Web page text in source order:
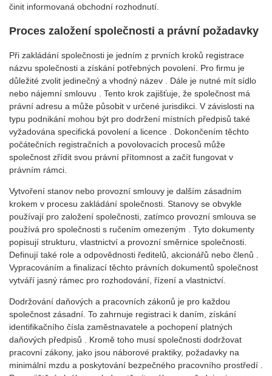
činit informovaná obchodní rozhodnutí.
Proces založení společnosti a právní požadavky
Při zakládání společnosti je jedním z prvních kroků registrace
názvu společnosti a získání potřebných povolení. Pro firmu je
důležité zvolit jedinečný a vhodný název . Dále je nutné mít sídlo
nebo nájemní smlouvu . Tento krok zajišťuje, že společnost má
právní adresu a může působit v určené jurisdikci. V závislosti na
typu podnikání mohou být pro dodržení místních předpisů také
vyžadována specifická povolení a licence . Dokončením těchto
počátečních registračních a povolovacích procesů může
společnost zřídit svou právní přítomnost a začít fungovat v
právním rámci.
Vytvoření stanov nebo provozní smlouvy je dalším zásadním
krokem v procesu zakládání společnosti. Stanovy se obvykle
používají pro založení společnosti, zatímco provozní smlouva se
používá pro společnosti s ručením omezeným . Tyto dokumenty
popisují strukturu, vlastnictví a provozní směrnice společnosti.
Definují také role a odpovědnosti ředitelů, akcionářů nebo členů .
Vypracováním a finalizací těchto právních dokumentů společnost
vytváří jasný rámec pro rozhodování, řízení a vlastnictví.
Dodržování daňových a pracovních zákonů je pro každou
společnost zásadní. To zahrnuje registraci k daním, získání
identifikačního čísla zaměstnavatele a pochopení platných
daňových předpisů . Kromě toho musí společnosti dodržovat
pracovní zákony, jako jsou náborové praktiky, požadavky na
minimální mzdu a poskytování bezpečného pracovního prostředí .